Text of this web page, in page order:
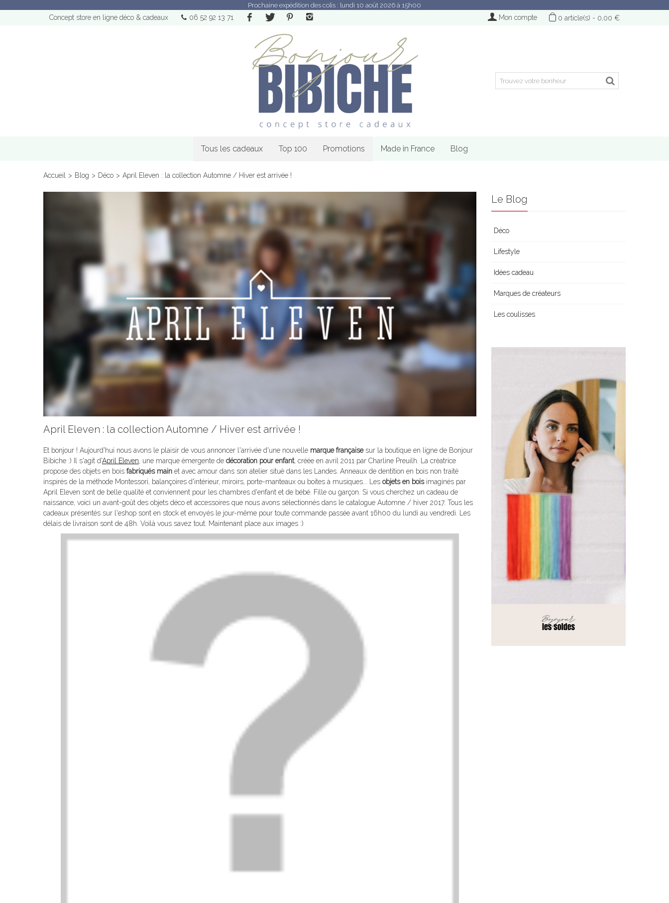
Prochaine expédition des colis : lundi 10 août 2026 à 15h00
Concept store en ligne déco & cadeaux 06 52 92 13 71 0 article(s) - 0,00 €
Mon compte
Tous les cadeaux Top 100 Promotions Made in France Blog
Accueil > Blog > Déco > April Eleven : la collection Automne / Hiver est arrivée !
April Eleven : la collection Automne / Hiver est arrivée !
Et bonjour ! Aujourd'hui nous avons le plaisir de vous annoncer l'arrivée d'une nouvelle marque françaisesur la boutique en ligne de Bonjour
Bibiche :) Il s'agit d'April Eleven, une marque émergente de décoration pour enfant, créée en avril 2011 par Charline Preuilh. La créatrice
propose des objets en bois fabriqués main et avec amour dans son atelier situé dans les Landes. Anneaux de dentition en bois non traité
inspirés de la méthode Montessori, balançoires d'intérieur, miroirs, porte-manteaux ou boites à musiques... Les objets en boisimaginés par
April Eleven sont de belle qualité et conviennent pour les chambres d'enfant et de bébé. Fille ou garçon. Si vous cherchez un cadeau de
naissance, voici un avant-goût des objets déco et accessoires que nous avons sélectionnés dans le catalogue Automne / hiver 2017. Tous les
cadeaux présentés sur l'eshop sont en stock et envoyés le jour-même pour toute commande passée avant 16h00 du lundi au vendredi. Les
délais de livraison sont de 48h. Voilà vous savez tout. Maintenant place aux images :)
Le Blog
Déco
Lifestyle
Idées cadeau
Marques de créateurs
Les coulisses